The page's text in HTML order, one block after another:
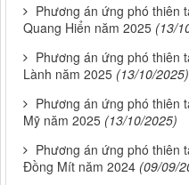
Phương án ứng phó thiên
Quang Hiển năm 2025 (13/
Phương án ứng phó thiên
Lành năm 2025 (13/10/2025)
Phương án ứng phó thiên
Mỹ năm 2025 (13/10/2025)
Phương án ứng phó thiên
Đồng Mít năm 2024 (09/09/